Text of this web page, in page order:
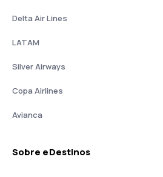
Delta Air Lines
LATAM
Silver Airways
Copa Airlines
Avianca
Sobre eDestinos